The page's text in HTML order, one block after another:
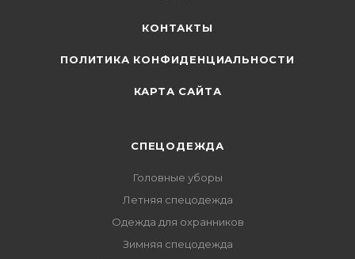
КОНТАКТЫ
ПОЛИТИКА КОНФИДЕНЦИАЛЬНОСТИ
КАРТА САЙТА
СПЕЦОДЕЖДА
Головные уборы
Летняя спецодежда
Одежда для охранников
Зимняя спецодежда